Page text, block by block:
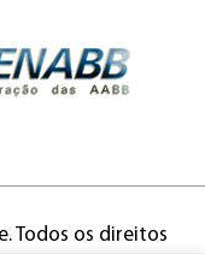
Todos os direitos